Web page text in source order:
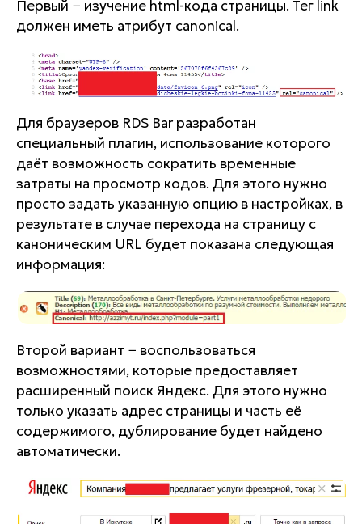
Первый − изучение html-кода страницы. Тег link
должен иметь атрибут canonical.
Для браузеров RDS Bar разработан
специальный плагин, использование которого
даёт возможность сократить временные
затраты на просмотр кодов. Для этого нужно
просто задать указанную опцию в настройках, в
результате в случае перехода на страницу с
каноническим URL будет показана следующая
информация:
Второй вариант − воспользоваться
возможностями, которые предоставляет
расширенный поиск Яндекс. Для этого нужно
только указать адрес страницы и часть её
содержимого, дублирование будет найдено
автоматически.